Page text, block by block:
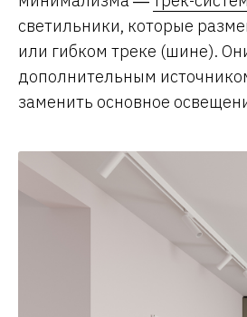
светильники, которые
или гибком треке (шине).
дополнительным
заменить основное